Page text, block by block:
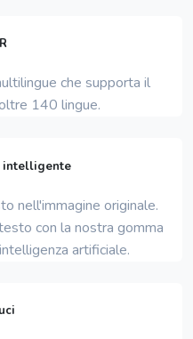
che supporta il
140 lingue.
intelligente
nell'immagine originale.
con la nostra gomma
artificiale.